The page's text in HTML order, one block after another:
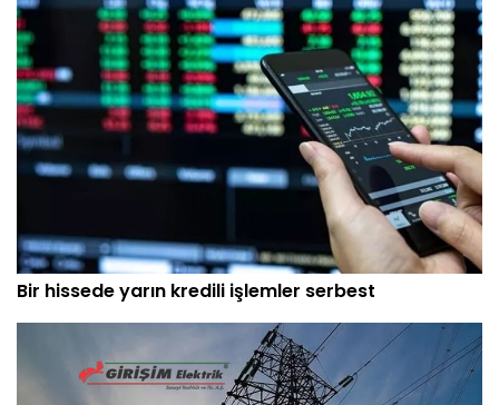
Bir hissede yarın kredili işlemler serbest